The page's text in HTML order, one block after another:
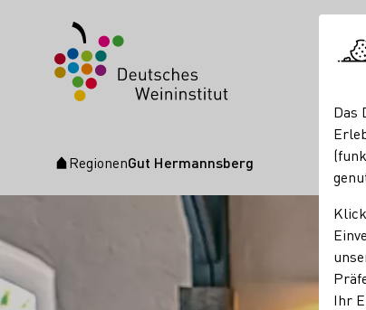
Startseite
RegionenGut Hermannsberg
Das
Ihr